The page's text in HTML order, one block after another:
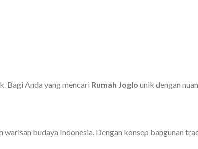
Bagi Anda yang mencari Rumah Joglo unik dengan
budaya Indonesia. Dengan konsep bangunan